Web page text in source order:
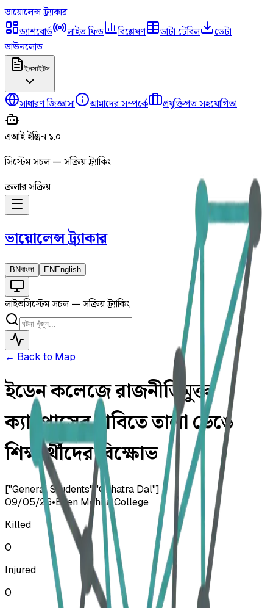
ভায়োলেন্সট্র্যাকার
ড্যাশবোর্ড
লাইভ ফিড বিশ্লেষণ ডাটা টেবিল
ডেটা
ডাউনলোড
ইনসাইটস
সাধারণ জিজ্ঞাসা আমাদের সম্পর্কে প্রযুক্তিগত সহযোগিতা
এআই ইঞ্জিন ১.০
সিস্টেম সচল — সক্রিয় ট্র্যাকিং
ক্রলার সক্রিয়
ভায়োলেন্সট্র্যাকার
BNবাংলা EN English
লাইভসিস্টেম সচল — সক্রিয় ট্র্যাকিং
← Back to Map
ইডেন কলেজে রাজনীতিমুক্ত
ক্যাম্পাসের দাবিতে তালা ভেঙে
শিক্ষার্থীদের বিক্ষোভ
["General Students","Chhatra Dal"]
09/05/26•Eden Mohila College
Killed
0
Injured
0